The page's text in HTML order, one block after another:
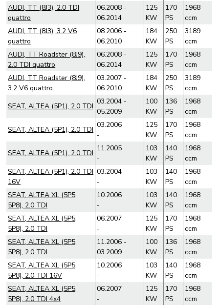
AUDI, TT (8J3), 2.0 TDI
quattro
06.2008 -
06.2014
125
KW
170
PS
1968
ccm
AUDI, TT (8J3), 3.2 V6
quattro
08.2006 -
06.2010
184
KW
250
PS
3189
ccm
AUDI, TT Roadster (8J9),
2.0 TDI quattro
06.2008 -
06.2014
125
KW
170
PS
1968
ccm
AUDI, TT Roadster (8J9),
3.2 V6 quattro
03.2007 -
06.2010
184
KW
250
PS
3189
ccm
SEAT, ALTEA (5P1), 2.0 TDI
03.2004 -
05.2009
100
KW
136
PS
1968
ccm
SEAT, ALTEA (5P1), 2.0 TDI
03.2006
-
125
KW
170
PS
1968
ccm
SEAT, ALTEA (5P1), 2.0 TDI
11.2005
-
103
KW
140
PS
1968
ccm
SEAT, ALTEA (5P1), 2.0 TDI
16V
03.2004
-
103
KW
140
PS
1968
ccm
SEAT, ALTEA XL (5P5,
5P8), 2.0 TDI
10.2006
-
103
KW
140
PS
1968
ccm
SEAT, ALTEA XL (5P5,
5P8), 2.0 TDI
06.2007
-
125
KW
170
PS
1968
ccm
SEAT, ALTEA XL (5P5,
5P8), 2.0 TDI
11.2006 -
03.2009
100
KW
136
PS
1968
ccm
SEAT, ALTEA XL (5P5,
5P8), 2.0 TDI 16V
10.2006
-
103
KW
140
PS
1968
ccm
SEAT, ALTEA XL (5P5,
5P8), 2.0 TDI 4x4
06.2007
-
125
KW
170
PS
1968
ccm